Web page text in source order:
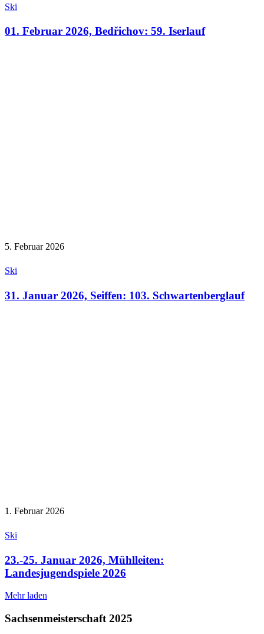
Ski
01. Februar 2026, Bedřichov: 59. Iserlauf
5. Februar 2026
Ski
31. Januar 2026, Seiffen: 103. Schwartenberglauf
1. Februar 2026
Ski
23.-25. Januar 2026, Mühlleiten:
Landesjugendspiele 2026
Mehr laden
Sachsenmeisterschaft 2025